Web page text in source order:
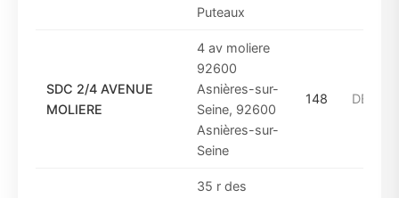
Puteaux
SDC 2/4 AVENUE
MOLIERE
4 av moliere
92600
Asnières-sur-
Seine, 92600
Asnières-sur-
Seine
148
35 r des